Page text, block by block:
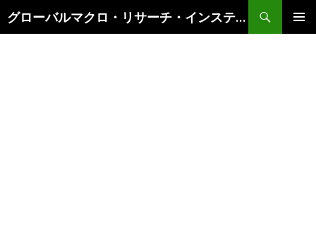
グローバルマクロ・リサーチ・インスティテュート
索